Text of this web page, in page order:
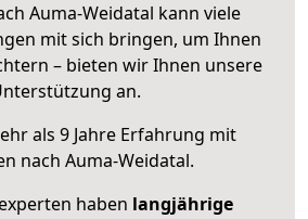
Auma-Weidatal kann viele
mit sich bringen, um Ihnen
– bieten wir Ihnen unsere
an.
als 9 Jahre Erfahrung mit
nach Auma-Weidatal.
haben langjährige